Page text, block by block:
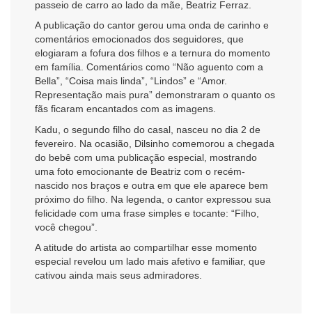
passeio de carro ao lado da mãe, Beatriz Ferraz.
A publicação do cantor gerou uma onda de carinho e
comentários emocionados dos seguidores, que
elogiaram a fofura dos filhos e a ternura do momento
em família. Comentários como “Não aguento com a
Bella”, “Coisa mais linda”, “Lindos” e “Amor.
Representação mais pura” demonstraram o quanto os
fãs ficaram encantados com as imagens.
Kadu, o segundo filho do casal, nasceu no dia 2 de
fevereiro. Na ocasião, Dilsinho comemorou a chegada
do bebê com uma publicação especial, mostrando
uma foto emocionante de Beatriz com o recém-
nascido nos braços e outra em que ele aparece bem
próximo do filho. Na legenda, o cantor expressou sua
felicidade com uma frase simples e tocante: “Filho,
você chegou”.
A atitude do artista ao compartilhar esse momento
especial revelou um lado mais afetivo e familiar, que
cativou ainda mais seus admiradores.